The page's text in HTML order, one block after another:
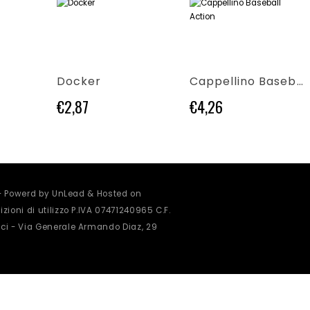
Questo prodotto ha più varianti. Le opzioni possono essere scelte nella pagina del prodotto
Docker
€2,87
Questo prodotto ha più varianti. Le opzioni possono essere scelte nella pagina del prodotto
Cappellino Baseball Action
€4,26
by UnLead & Hosted on
di utilizzo P.IVA 07471240965 C.F.
- Via Generale Armando Diaz, 29